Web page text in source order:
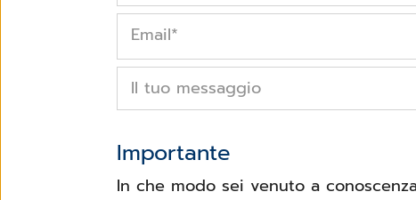
Email*
Il tuo messaggio
Importante
In che modo sei venuto a